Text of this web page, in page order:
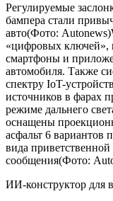
Регулируемые
бампера стали
авто(Фото:
«цифровых ключей»,
смартфоны и
автомобиля. Также
спектру IoT-
источников в фарах
режиме дальнего
оснащены
асфальт 6 вариантов
вида
сообщения(Фото:
ИИ-конструктор для